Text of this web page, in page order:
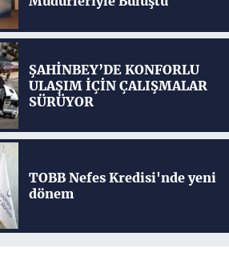
ŞAHİNBEY’DE KONFORLU
ULAŞIM İÇİN ÇALIŞMALAR
SÜRÜYOR
TOBB Nefes Kredisi'nde yeni
dönem